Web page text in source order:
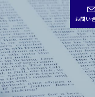
お問い
JPN